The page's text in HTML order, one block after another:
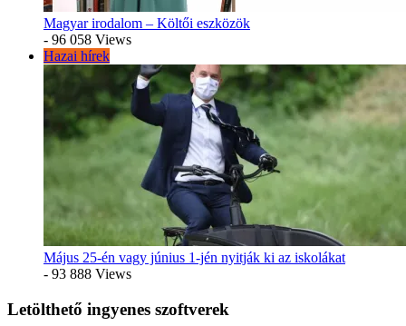
Magyar irodalom – Költői eszközök
- 96 058 Views
Hazai hírek
Május 25-én vagy június 1-jén nyitják ki az iskolákat
- 93 888 Views
Letölthető ingyenes szoftverek